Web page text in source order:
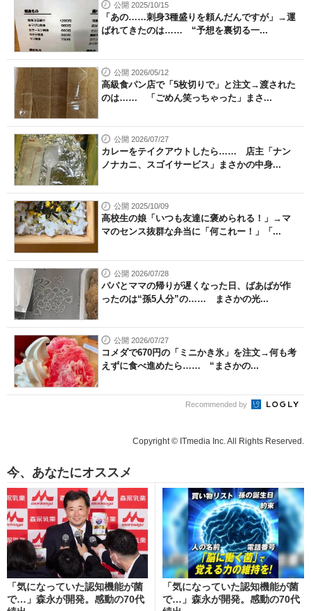
公開 2025/10/15
「あの……刺身3種盛りを頼んだんですが」→運
ばれてきたのは…… “予想を裏切る一...
公開 2026/05/12
高級食パン店で「5枚切りで」と注文→渡された
のは…… 「ごめん笑っちゃった」まさ...
公開 2026/07/27
カレーをテイクアウトしたら…… 店主「ナン
ノナカニ、スゴイサービス」まさかの中身...
公開 2025/10/09
高校生の娘「いつも友達に褒められる！」→マ
マのセンス抜群な弁当に「何これー！」「...
公開 2026/07/28
パパとママの帰りが遅くなった日、ばあばが作
ったのは“孫5人分”の…… まさかの光...
公開 2026/07/27
コメダで670円の「ミニかき氷」を注文→何も考
えずに食べ進めたら…… “まさかの...
Recommended by
Copyright © ITmedia Inc. All Rights Reserved.
今、あなたにオススメ
「気になっていた認知機能が菌
で…」森永が開発。感動の70代
「気になっていた認知機能が菌
で…」森永が開発。感動の70代